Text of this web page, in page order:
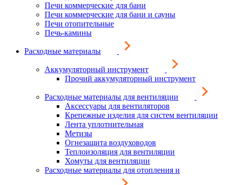
Печи коммерческие для бани
Печи коммерческие для бани и сауны
Печи отопительные
Печь-камины
Расходные материалы
Аккумуляторный инструмент
Прочий аккумуляторный инструмент
Расходные материалы для вентиляции
Аксессуары для вентиляторов
Крепежные изделия для систем вентиляции
Лента уплотнительная
Метизы
Огнезащита воздуховодов
Теплоизоляция для вентиляции
Хомуты для вентиляции
Расходные материалы для отопления и